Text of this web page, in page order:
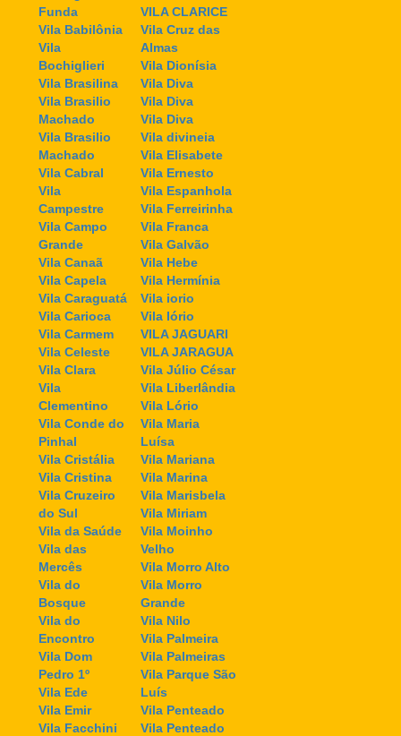
Funda
Vila Babilônia
Vila
Bochiglieri
Vila Brasilina
Vila Brasilio
Machado
Vila Brasilio
Machado
Vila Cabral
Vila
Campestre
Vila Campo
Grande
Vila Canaã
Vila Capela
Vila Caraguatá
Vila Carioca
Vila Carmem
Vila Celeste
Vila Clara
Vila
Clementino
Vila Conde do
Pinhal
Vila Cristália
Vila Cristina
Vila Cruzeiro
do Sul
Vila da Saúde
Vila das
Mercês
Vila do
Bosque
Vila do
Encontro
Vila Dom
Pedro 1º
Vila Ede
Vila Emir
Vila Facchini
VILA CLARICE
Vila Cruz das
Almas
Vila Dionísia
Vila Diva
Vila Diva
Vila Diva
Vila divineia
Vila Elisabete
Vila Ernesto
Vila Espanhola
Vila Ferreirinha
Vila Franca
Vila Galvão
Vila Hebe
Vila Hermínia
Vila iorio
Vila Iório
VILA JAGUARI
VILA JARAGUA
Vila Júlio César
Vila Liberlândia
Vila Lório
Vila Maria
Luísa
Vila Mariana
Vila Marina
Vila Marisbela
Vila Miriam
Vila Moinho
Velho
Vila Morro Alto
Vila Morro
Grande
Vila Nilo
Vila Palmeira
Vila Palmeiras
Vila Parque São
Luís
Vila Penteado
Vila Penteado